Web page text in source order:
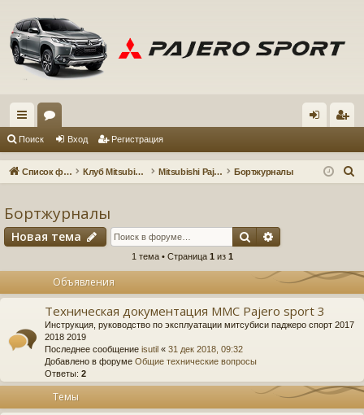
с
ы
и
ум д ис
Поиск Вход Регистрация
Список форумов Клуб Mitsubishi Pajero Sport 3 Mitsubishi Pajero Sport 3 Бортжурналы
Бортжурналы
Новая тема Поиск
1 тема • Страница 1 из 1
Объявления
Техническая документация MMC Pajero sport 3
Инструкция, руководство по эксплуатации митсубиси паджеро спорт 2017
2018 2019
Последнее сообщение isutil « 31 дек 2018, 09:32
Добавлено в форуме Общие технические вопросы
Ответы: 2
Темы